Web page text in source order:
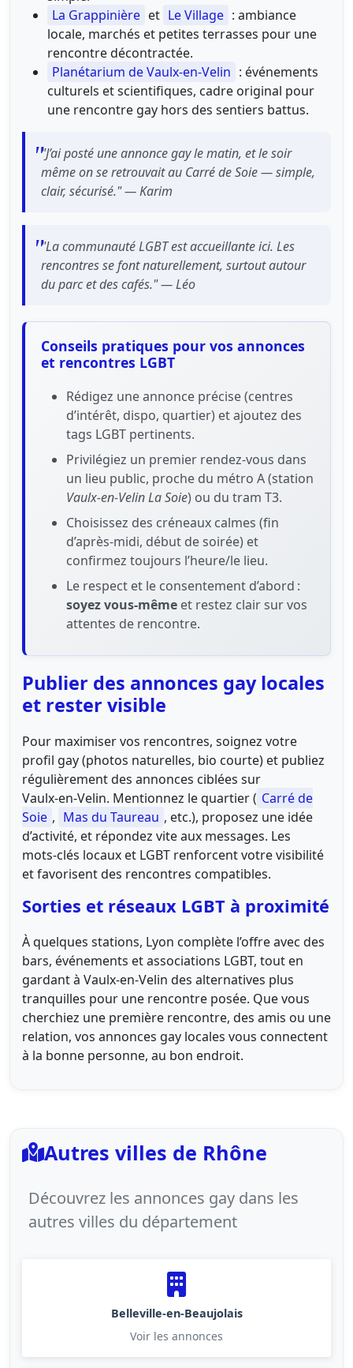
La Grappinière et Le Village : ambiance
locale, marchés et petites terrasses pour une
rencontre décontractée.
Planétarium de Vaulx‑en‑Velin : événements
culturels et scientifiques, cadre original pour
une rencontre gay hors des sentiers battus.
"J’ai posté une annonce gay le matin, et le soir
même on se retrouvait au Carré de Soie — simple,
clair, sécurisé." — Karim
"La communauté LGBT est accueillante ici. Les
rencontres se font naturellement, surtout autour
du parc et des cafés." — Léo
Conseils pratiques pour vos annonces
et rencontres LGBT
Rédigez une annonce précise (centres
d’intérêt, dispo, quartier) et ajoutez des
tags LGBT pertinents.
Privilégiez un premier rendez-vous dans
un lieu public, proche du métro A (station
Vaulx‑en‑Velin La Soie) ou du tram T3.
Choisissez des créneaux calmes (fin
d’après‑midi, début de soirée) et
confirmez toujours l’heure/le lieu.
Le respect et le consentement d’abord :
soyez vous‑même et restez clair sur vos
attentes de rencontre.
Publier des annonces gay locales
et rester visible
Pour maximiser vos rencontres, soignez votre
profil gay (photos naturelles, bio courte) et publiez
régulièrement des annonces ciblées sur
Vaulx‑en‑Velin. Mentionnez le quartier ( Carré de
Soie , Mas du Taureau , etc.), proposez une idée
d’activité, et répondez vite aux messages. Les
mots‑clés locaux et LGBT renforcent votre visibilité
et favorisent des rencontres compatibles.
Sorties et réseaux LGBT à proximité
À quelques stations, Lyon complète l’offre avec des
bars, événements et associations LGBT, tout en
gardant à Vaulx‑en‑Velin des alternatives plus
tranquilles pour une rencontre posée. Que vous
cherchiez une première rencontre, des amis ou une
relation, vos annonces gay locales vous connectent
à la bonne personne, au bon endroit.
Autres villes de Rhône
Découvrez les annonces gay dans les
autres villes du département
Belleville-en-Beaujolais
Voir les annonces